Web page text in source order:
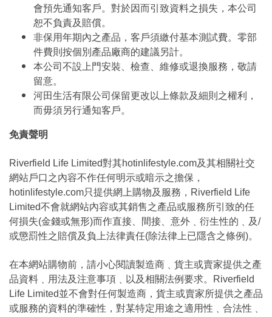
會預先通知客戶。對於因而引致資料之損失，本公司
恕不負責及賠償。
非保用年期內之產品，客戶須繳付基本測試費。零部
件費則按個別產品廠商的建議另計。
本公司不設上門安裝、檢查、維修或退換服務，敬請
留意。
河田生活有限公司保留更改以上條款及細則之權利，
而毋須另行通知客戶。
免責聲明
Riverfield Life Limited對其hotinlifestyle.com及其相關社交
網站戶口之內容不作任何明示或暗示之擔保，
hotinlifestyle.com只提供網上購物及服務，Riverfield Life
Limited不會就網站內容或其銷售之產品或服務所引致的任
何損失(金錢或無形)而作直接、間接、意外﹑衍生性的﹑及/
或懲罰性之賠償及負上法律責任(除法律上已隱含之條例)。
在本網站購物前，請小心閱讀製造商﹑貨主或賣家提供之產
品資料﹑用法及注意事項﹑以及相關法例要求。Riverfield
Life Limited並不會對任何製造商，貨主或賣家所提供之產品
或服務的資料的準確性，對某特定用途之適用性﹑合法性﹑